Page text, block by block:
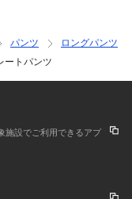
パンツ
ロングパンツ
ートパンツ
施設でご利用できるアプ